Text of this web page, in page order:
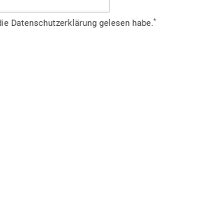
Daten­schutz­erklärung gelesen habe.*